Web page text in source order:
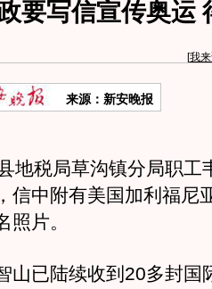
要写信宣传奥运
[我
来源：新安晚报
局草沟镇分局职工
信中附有美国加利福尼
片。
已陆续收到20多封国